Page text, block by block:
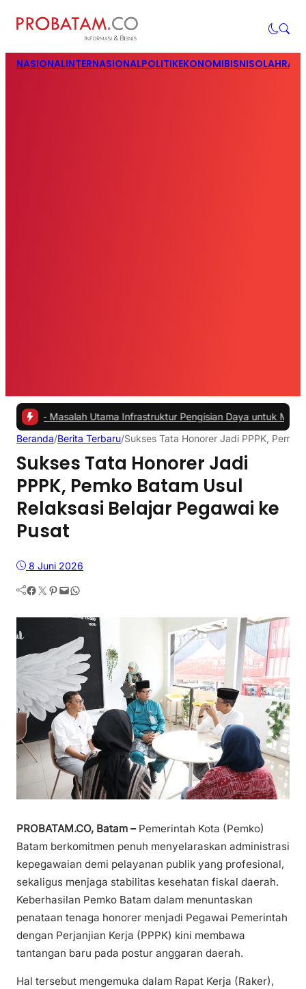
NASIONALINTERNASIONALPOLITIKEKONOMIBISNIS
Utama Infrastruktur Pengisian Daya untuk Mobil Listrik yang
Beranda/Berita Terbaru/Sukses Tata Honorer Jadi PPPK,
Sukses Tata Honorer Jadi
PPPK, Pemko Batam Usul
Relaksasi Belajar Pegawai ke
Pusat
8 Juni 2026
Facebook Twitter Pinterest Mail WhatsApp
PROBATAM.CO, Batam –Pemerintah Kota (Pemko)
Batam berkomitmen penuh menyelaraskan administrasi
kepegawaian demi pelayanan publik yang profesional,
sekaligus menjaga stabilitas kesehatan fiskal daerah.
Keberhasilan Pemko Batam dalam menuntaskan
penataan tenaga honorer menjadi Pegawai Pemerintah
dengan Perjanjian Kerja (PPPK) kini membawa
tantangan baru pada postur anggaran daerah.
Hal tersebut mengemuka dalam Rapat Kerja (Raker),